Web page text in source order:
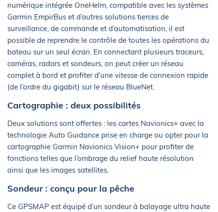
numérique intégrée OneHelm, compatible avec les systèmes
Garmin EmpirBus et d’autres solutions tierces de
surveillance, de commande et d’automatisation, il est
possible de reprendre le contrôle de toutes les opérations du
bateau sur un seul écran. En connectant plusieurs traceurs,
caméras, radars et sondeurs, on peut créer un réseau
complet à bord et profiter d’une vitesse de connexion rapide
(de l’ordre du gigabit) sur le réseau BlueNet.
Cartographie : deux possibilités
Deux solutions sont offertes : les cartes Navionics+ avec la
technologie Auto Guidance prise en charge ou opter pour la
cartographie Garmin Navionics Vision+ pour profiter de
fonctions telles que l’ombrage du relief haute résolution
ainsi que les images satellites.
Sondeur : conçu pour la pêche
Ce GPSMAP est équipé d’un sondeur à balayage ultra haute